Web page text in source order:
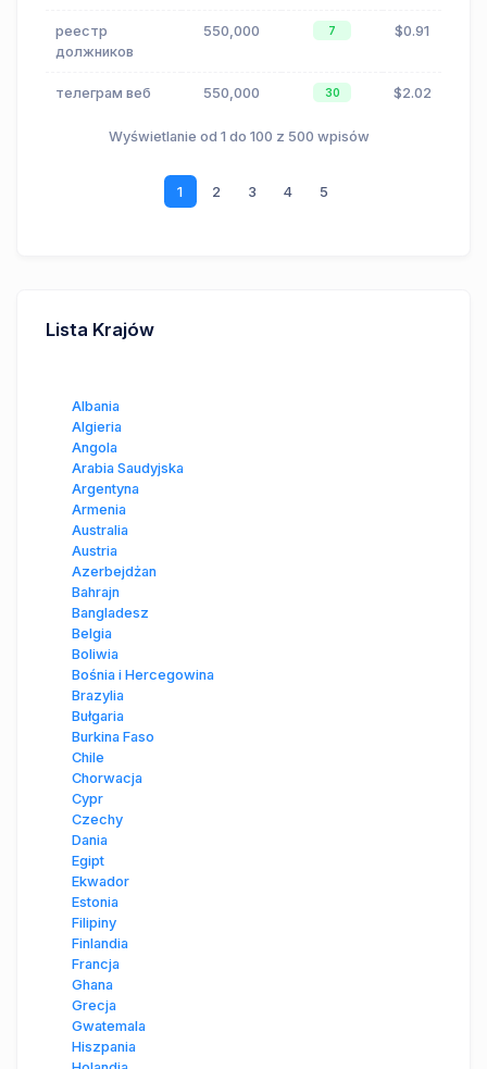
реестр
должников
550,000 7 $0.91
телеграм веб 550,000 30 $2.02
Wyświetlanie od 1 do 100 z 500 wpisów
1 2 3 4 5
Lista Krajów
Albania
Algieria
Angola
Arabia Saudyjska
Argentyna
Armenia
Australia
Austria
Azerbejdżan
Bahrajn
Bangladesz
Belgia
Boliwia
Bośnia i Hercegowina
Brazylia
Bułgaria
Burkina Faso
Chile
Chorwacja
Cypr
Czechy
Dania
Egipt
Ekwador
Estonia
Filipiny
Finlandia
Francja
Ghana
Grecja
Gwatemala
Hiszpania